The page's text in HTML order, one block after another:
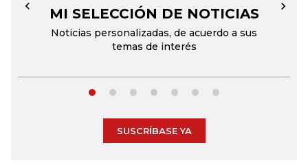
MI SELECCIÓN DE NOTICIAS
Noticias personalizadas, de acuerdo a sus
temas de interés
← →
SUSCRÍBASE YA